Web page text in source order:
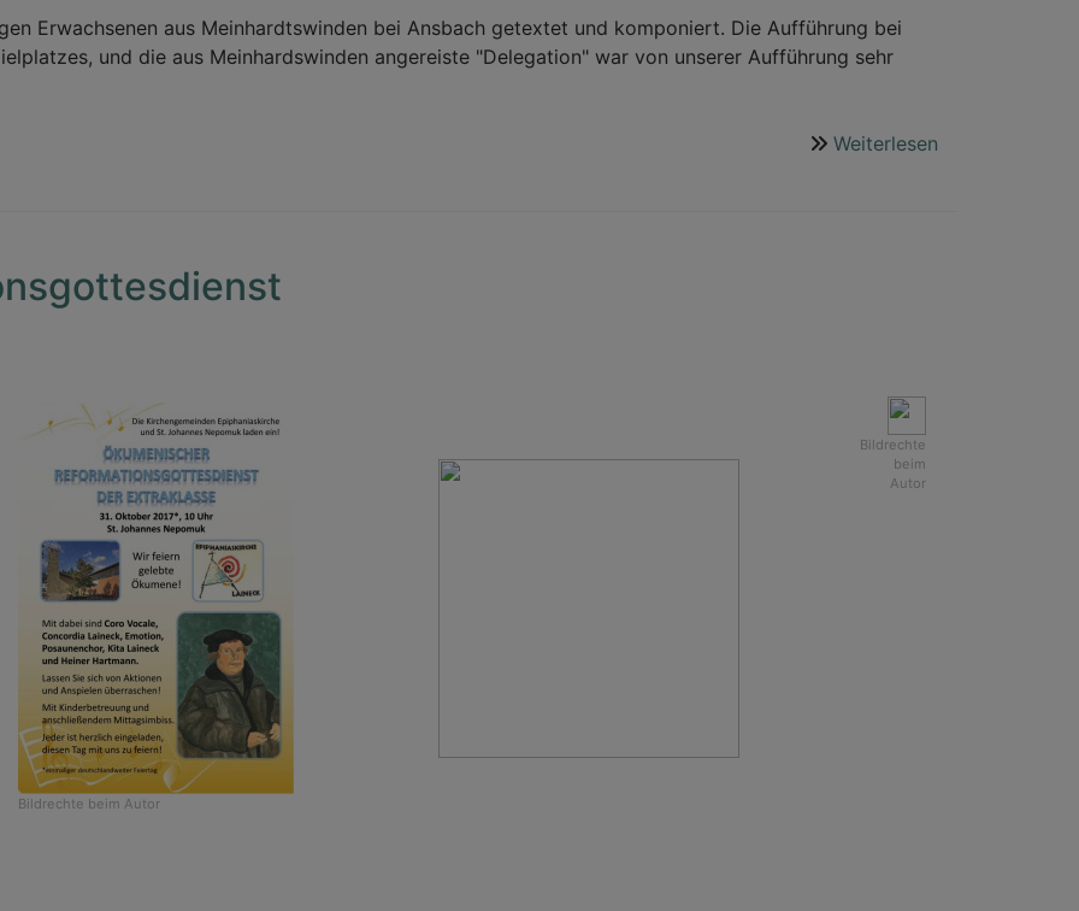
Erwachsenen aus Meinhardtswinden bei Ansbach getextet und komponiert. Die Aufführung bei
und die aus Meinhardswinden angereiste "Delegation" war von unserer Aufführung sehr
Weiterlesen
Bildrechte beim Autor
Bildrechte
beim
Autor